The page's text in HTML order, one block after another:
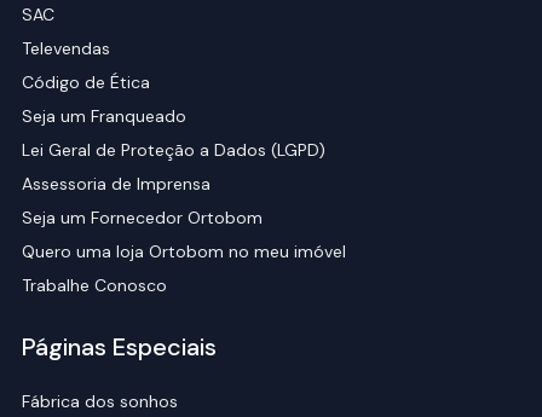
SAC
Televendas
Código de Ética
Seja um Franqueado
Lei Geral de Proteção a Dados (LGPD)
Assessoria de Imprensa
Seja um Fornecedor Ortobom
Quero uma loja Ortobom no meu imóvel
Trabalhe Conosco
Páginas Especiais
Fábrica dos sonhos